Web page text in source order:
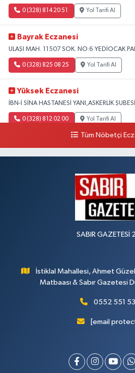
0 (328) 814 20 51 Yol Tarifi Al
Bayrak Eczanesi
ULAŞI MAH. 11507 SOK. NO:6 YEDİOCAK
0 (328) 825 08 25 Yol Tarifi Al
Yüksek Eczanesi
İBN-İ SİNA HASTANESİ YANI,ASKERLİK ŞUBESİ
0 (328) 812 02 00 Yol Tarifi Al
Tüm Nöbetçi
SABIR GAZETESİ
İstiklal Mahallesi, Ahmet
Matbaası & Sabır Gazetesi
0552 551
[email